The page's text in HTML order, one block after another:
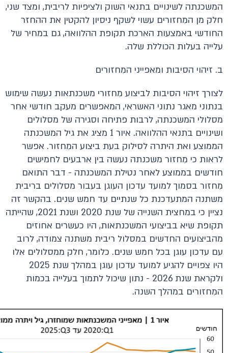
המשכנתה לשינויים בתנאי השוק ולציפיות לריבית, ומצד שני,
חלק מן המִחזורים עשוי לשקף ניסיון להקטין את ההחזר
החודשי באמצעות הארכת תקופת ההלוואה, גם במחיר של
עלייה בעלות הכוללת שלה.
ב. זיהוי הסיבות ומאפייני המִחזורים
לצורך זיהוי הסיבות לביצוע מִחזורי משכנתאות נעשה שימוש
בנתוני מאגר נתוני האשראי, המאפשרים מעקב חודשי אחר
מסלולי המשכנתה, לרבות פתיחה וסגירה של מסלולים
ושינויים בתנאי ההלוואה. איור 1 מציג את גיל המשכנתה
הממוצע ואת היתרה לסילוק בעת ביצוע המִחזור. אפשר
לראות כי מִחזור משכנתה נעשה בין ארבעים לחמישים
חודשים בממוצע לאחר נטילת המשכנתה - דבר התואם
מִחזור בסמוך למועד עדכון העוגן בעבור מסלולים בריבית
משתנה המתעדכנת כל שנתיים עד חמש שנים. בהקשר זה
נציין כי במחצית השנייה של שנת 2020 ושנת 2021, שהייתה
תקופת שיא בביצועי המשכנתאות, היו כעשרים אחוזים
מהביצועים החדשים במסלול ריבית משתנה צמודה, לרוב
עם עדכון עוגן בכל חמש שנים. כלומר, חלק ממסלולים אלו
היו צפויים להגיע למועד עדכון עוגן במהלך שנת 2025
ולקראת שנת 2026 - נתון שיכול לתמוך בעלייה בכמות
המִחזורים במהלך השנה.